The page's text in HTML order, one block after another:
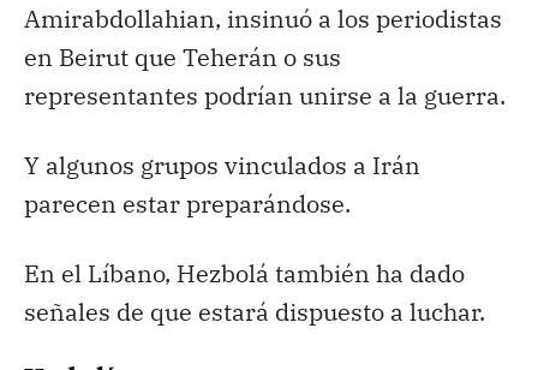
Amirabdollahian, insinuó a los periodistas
en Beirut que Teherán o sus
representantes podrían unirse a la guerra.
Y algunos grupos vinculados a Irán
parecen estar preparándose.
En el Líbano, Hezbolá también ha dado
señales de que estará dispuesto a luchar.